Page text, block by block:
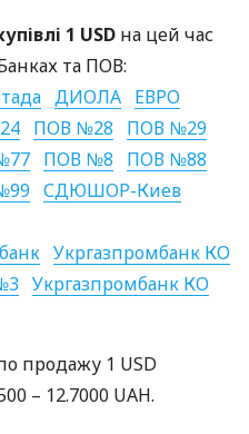
1 USD на цей час
та ПОВ:
ДИОЛА ЕВРО
ПОВ №28 ПОВ №29
ПОВ №8 ПОВ №88
СДЮШОР-Киев
Укргазпромбанк КО
Укргазпромбанк КО
продажу 1 USD
– 12.7000 UAH.